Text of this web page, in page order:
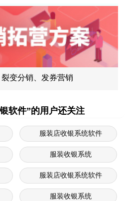
变分销、发券营销
软件”的用户还关注
服装店收银系统软件
服装收银系统
服装店收银系统软件
服装收银系统